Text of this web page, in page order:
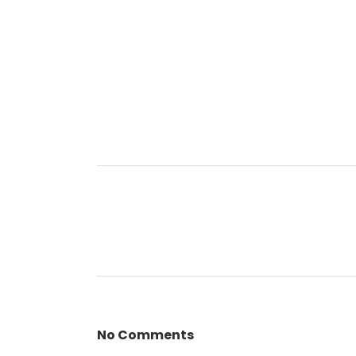
No Comments